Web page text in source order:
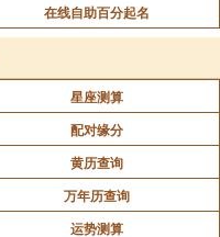
在线自助百分起名
星座测算
配对缘分
黄历查询
万年历查询
运势测算